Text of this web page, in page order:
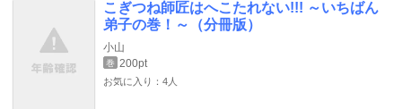
こぎつね師匠はへこたれない!!! ～いちばん
弟子の巻！～（分冊版）
小山
巻 200pt
お気に入り：4人